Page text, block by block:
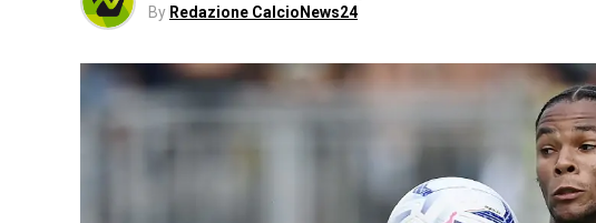
By Redazione CalcioNews24